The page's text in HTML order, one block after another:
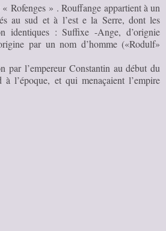
Rofenges » . Rouffange appartient à un
au sud et à l’est e la Serre, dont les
identiques : Suffixe -Ange, d’orignie
par un nom d’homme («Rodulf»
par l’empereur Constantin au début du
l’époque, et qui menaçaient l’empire